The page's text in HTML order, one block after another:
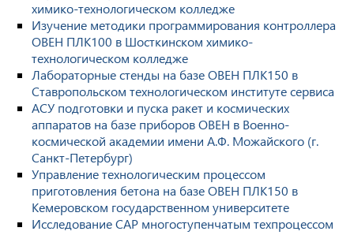
химико-технологическом колледже
Изучение методики программирования контроллера
ОВЕН ПЛК100 в Шосткинском химико-
технологическом колледже
Лабораторные стенды на базе ОВЕН ПЛК150 в
Ставропольском технологическом институте сервиса
АСУ подготовки и пуска ракет и космических
аппаратов на базе приборов ОВЕН в Военно-
космической академии имени А.Ф. Можайского (г.
Санкт-Петербург)
Управление технологическим процессом
приготовления бетона на базе ОВЕН ПЛК150 в
Кемеровском государственном университете
Исследование САР многоступенчатым техпроцессом